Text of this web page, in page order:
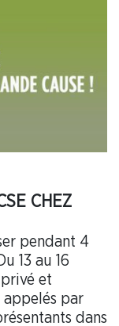
CHEZ
pendant 4
13 au 16
et
appelés par
dans